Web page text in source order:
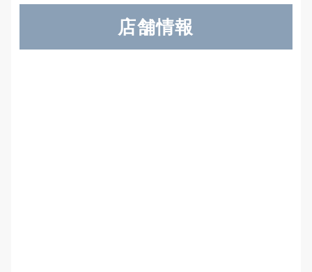
店舗情報